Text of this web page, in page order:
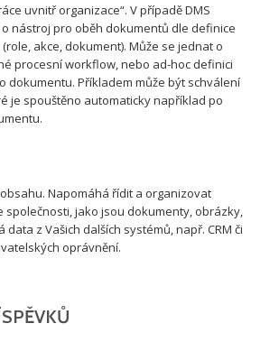
uvnitř organizace“. V případě DMS
nástroj pro oběh dokumentů dle definice
akce, dokument). Může se jednat o
procesní workflow, nebo ad-hoc definici
dokumentu. Příkladem může být schválení
je spouštěno automaticky například po
Napomáhá řídit a organizovat
společnosti, jako jsou dokumenty, obrázky,
z Vašich dalších systémů, např. CRM či
oprávnění.